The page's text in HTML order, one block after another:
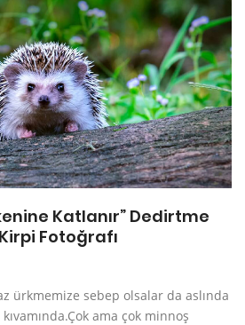
Katlanır” Dedirtme
Fotoğrafı
ürkmemize sebep olsalar da aslında
ama çok minnoş